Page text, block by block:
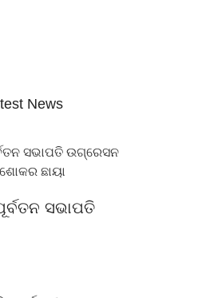
News
ସଭାପତି